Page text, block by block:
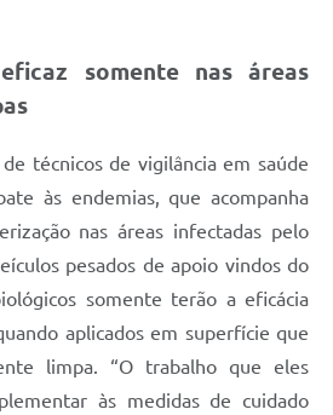
somente nas áreas
técnicos de vigilância em saúde
às endemias, que acompanha
nas áreas infectadas pelo
pesados de apoio vindos do
somente terão a eficácia
aplicados em superfície que
limpa. “O trabalho que eles
às medidas de cuidado